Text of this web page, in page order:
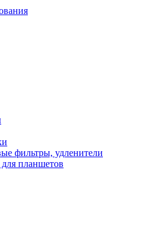
фильтры, удленители
планшетов